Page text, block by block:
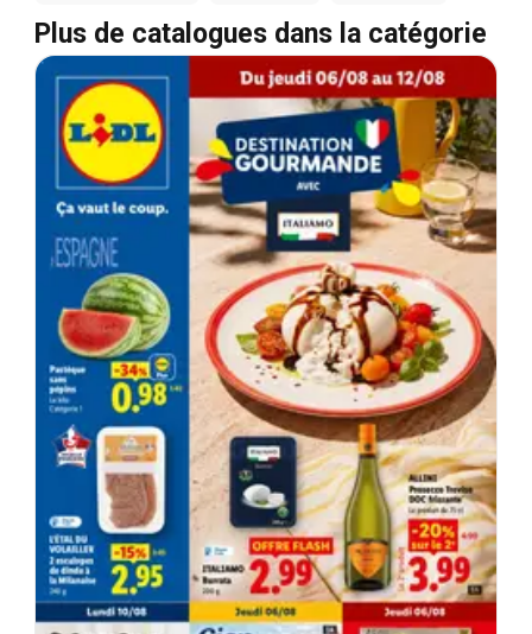
Plus de catalogues dans la catégorie